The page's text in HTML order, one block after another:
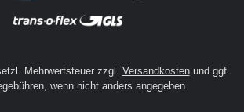
Mehrwertsteuer zzgl. Versandkostenund ggf.
wenn nicht anders angegeben.